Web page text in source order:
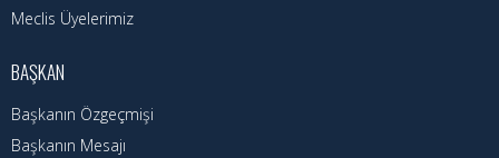
Videolar
Etkinlik Takvimi
Hizmet Rehberi
Meclis Üyelerimiz
BAŞKAN
Başkanın Özgeçmişi
Başkanın Mesajı